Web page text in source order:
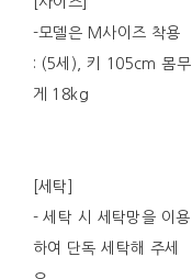
-모델은 M사이즈 착용
: (5세), 키 105cm 몸무
게 18kg
[세탁]
- 세탁 시 세탁망을 이용
하여 단독 세탁해 주세